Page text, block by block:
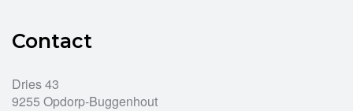
Contact
Dries 43
9255 Opdorp-Buggenhout